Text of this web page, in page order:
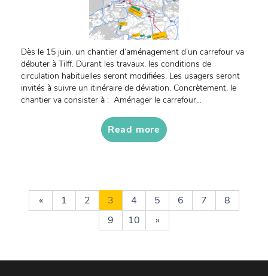
Dès le 15 juin, un chantier d’aménagement d’un carrefour va
débuter à Tilff. Durant les travaux, les conditions de
circulation habituelles seront modifiées. Les usagers seront
invités à suivre un itinéraire de déviation. Concrètement, le
chantier va consister à : Aménager le carrefour...
Read more
« 1 2 3 4 5 6 7
8
9
10 »